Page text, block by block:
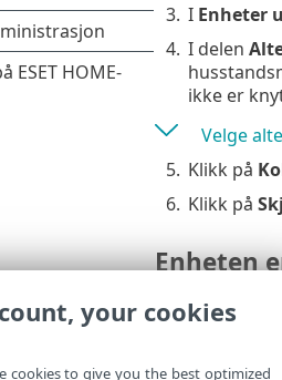
3. I Enheter
4. I delen
ikke er
Velge
5. Klikk på
6. Klikk på
Enheten
For å
Etter at
koble
your cookies
cookies to give you the best optimized